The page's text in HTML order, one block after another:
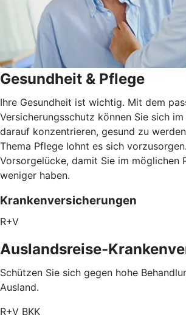
Gesundheit & Pflege
Ihre Gesundheit ist wichtig. Mit dem
Versicherungsschutz können Sie sich
darauf konzentrieren, gesund zu
Thema Pflege lohnt es sich
Vorsorgelücke, damit Sie im möglichen
weniger haben.
Krankenversicherungen
R+V
Auslandsreise-
Schützen Sie sich gegen hohe
Ausland.
R+V BKK